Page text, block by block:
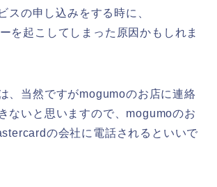
スの申し込みをする時に、
を起こしてしまった原因かもしれま
、当然ですがmogumoのお店に連絡
ないと思いますので、mogumoのお
の会社に電話されるといいで